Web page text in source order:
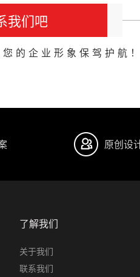
我们吧
的企业形象保驾护航！
原创设
了解我们
关于我们
联系我们